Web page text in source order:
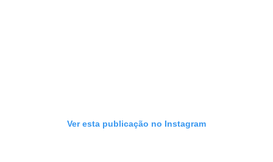
Ver esta publicação no Instagram